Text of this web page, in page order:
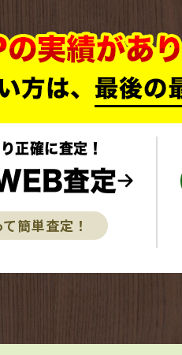
正確に査定！
査定
簡単査定！